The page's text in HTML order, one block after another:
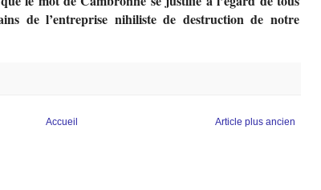
de l’entreprise nihiliste de destruction de notre
Article plus ancien
Accueil